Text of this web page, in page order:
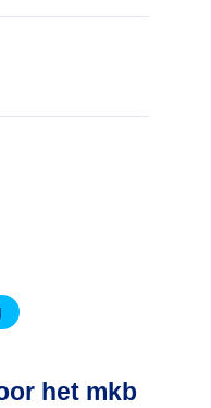
het mkb